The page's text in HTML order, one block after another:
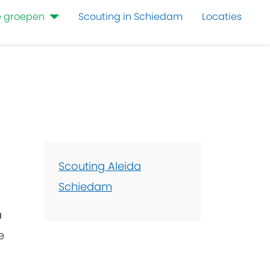
groepen Scouting in Schiedam Locaties
Scouting Aleida
Schiedam